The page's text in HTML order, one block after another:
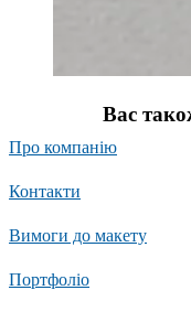
Вас
Про компанію
Контакти
Вимоги до макету
Портфоліо